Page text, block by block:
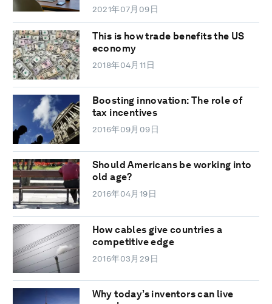
2021年07月09日
This is how trade benefits the US
economy
2018年04月11日
Boosting innovation: The role of
tax incentives
2016年09月09日
Should Americans be working into
old age?
2016年04月19日
How cables give countries a
competitive edge
2016年03月29日
Why today’s inventors can live